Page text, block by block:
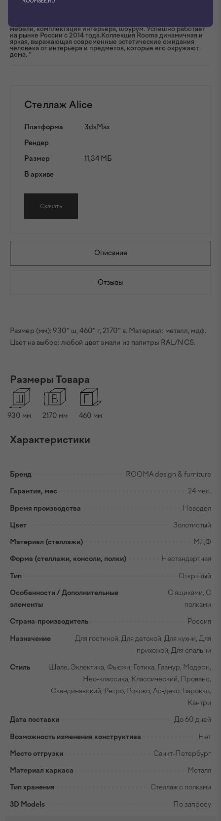
мебели, комплектация интерьера, шоурум. Успешно работает
на рынке России с 2014 года.Коллекция Rooma динамичная и
яркая, выражающая современные эстетические ожидания
человека от интерьера и предметов, которые его окружают
дома. "
Стеллаж Alice
Платформа
3dsMax
Рендер
Размер
11,34 МБ
В архиве
Скачать
Описание
Отзывы
Размер (мм): 930" ш, 460" г, 2170" в. Материал: металл, мдф.
Цвет на выбор: любой цвет эмали из палитры RAL/NCS.
Размеры Товара
930 мм 2170 мм 460 мм
Характеристики
Бренд ROOMA design & furniture
Гарантия, мес 24 мес.
Время производства Новодел
Цвет Золотистый
Материал (стеллажи) МДФ
Форма (стеллажи, консоли, полки) Нестандартная
Тип Открытый
Особенности / Дополнительные
элементы
С ящиками, С
полками
Страна-производитель Россия
Назначение
Для гостиной, Для детской, Для кухни, Для
прихожей, Для спальни
Стиль
Шале, Эклектика, Фьюжн, Готика, Гламур, Модерн,
Нео-классика, Классический, Прованс,
Скандинавский, Ретро, Рококо, Ар-деко, Барокко,
Кантри
Дата поставки До 60 дней
Возможность изменения конструктива Нет
Место отгрузки Санкт-Петербург
Материал каркаса Металл
Тип хранения Стеллаж с полками
3D Models По запросу